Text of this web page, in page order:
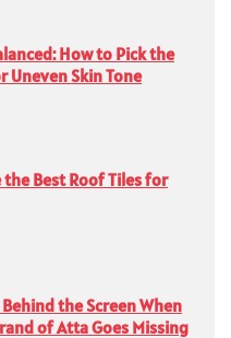
How to Pick the
Uneven Skin Tone
the Best Roof Tiles for
the Screen When
of Atta Goes Missing